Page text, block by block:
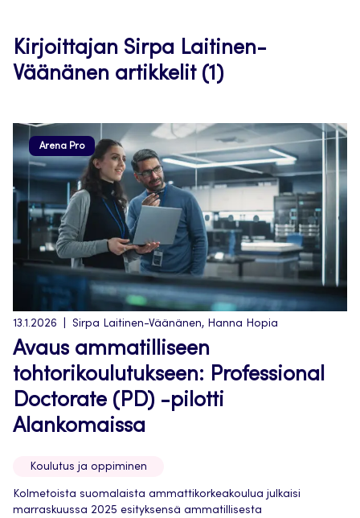
Kirjoittajan Sirpa Laitinen-
Väänänen artikkelit (1)
Arena Pro
13.1.2026 Sirpa Laitinen-Väänänen, Hanna Hopia
Avaus ammatilliseen
tohtorikoulutukseen: Professional
Doctorate (PD) -pilotti
Alankomaissa
Koulutus ja oppiminen
Kolmetoista suomalaista ammattikorkeakoulua julkaisi
marraskuussa 2025 esityksensä ammatillisesta